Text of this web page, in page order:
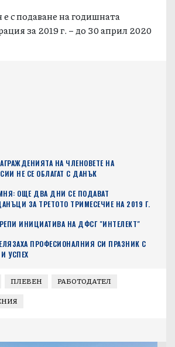
НА ЧЛЕНОВЕТЕ НА
НЕ СЕ ОБЛАГАТ С ДАНЪК
ОЩЕ ДВА ДНИ СЕ ПОДАВАТ
ЗА ТРЕТОТО ТРИМЕСЕЧИЕ НА 2019 Г.
ИНИЦИАТИВА НА ДФСГ "ИНТЕЛЕКТ"
ПРОФЕСИОНАЛНИЯ СИ ПРАЗНИК С
УСПЕХ
с подаване на годишната
за 2019 г. – до 30 април 2020
ПЛЕВЕН
РАБОТОДАТЕЛ